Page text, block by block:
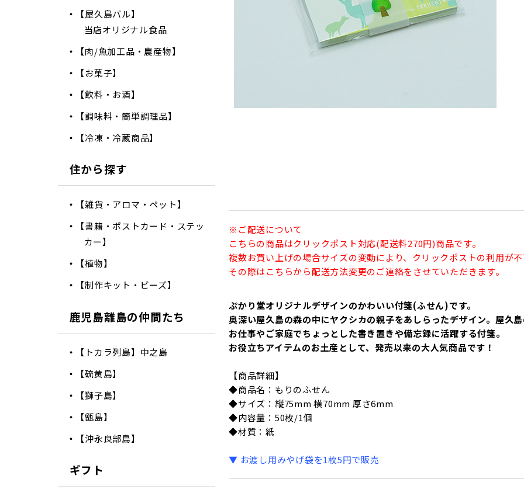
※ご配送について
こちらの商品はクリックポスト対応(配送料270円)商品です。
複数お買い上げの場合サイズの変動により、クリックポストの利用が
その際はこちらから配送方法変更のご連絡をさせていただきます。
ぷかり堂オリジナルデザインのかわいい付箋(ふせん)です。
奥深い屋久島の森の中にヤクシカの親子をあしらったデザイン。屋久
お仕事やご家庭でちょっとした書き置きや備忘録に活躍する付箋。
お役立ちアイテムのお土産として、発売以来の大人気商品です！
【商品詳細】
◆商品名：もりのふせん
◆サイズ：縦75mm 横70mm 厚さ6mm
◆内容量：50枚/1個
◆材質：紙
▼ お渡し用みやげ袋を1枚5円で販売
【屋久島バル】
当店オリジナル食品
【肉/魚加工品・農産物】
【お菓子】
【飲料・お酒】
【調味料・簡単調理品】
【冷凍・冷蔵商品】
住から探す
【雑貨・アロマ・ペット】
【書籍・ポストカード・ステッ
カー】
【植物】
【制作キット・ビーズ】
鹿児島離島の仲間たち
【トカラ列島】中之島
【硫黄島】
【獅子島】
【甑島】
【沖永良部島】
ギフト